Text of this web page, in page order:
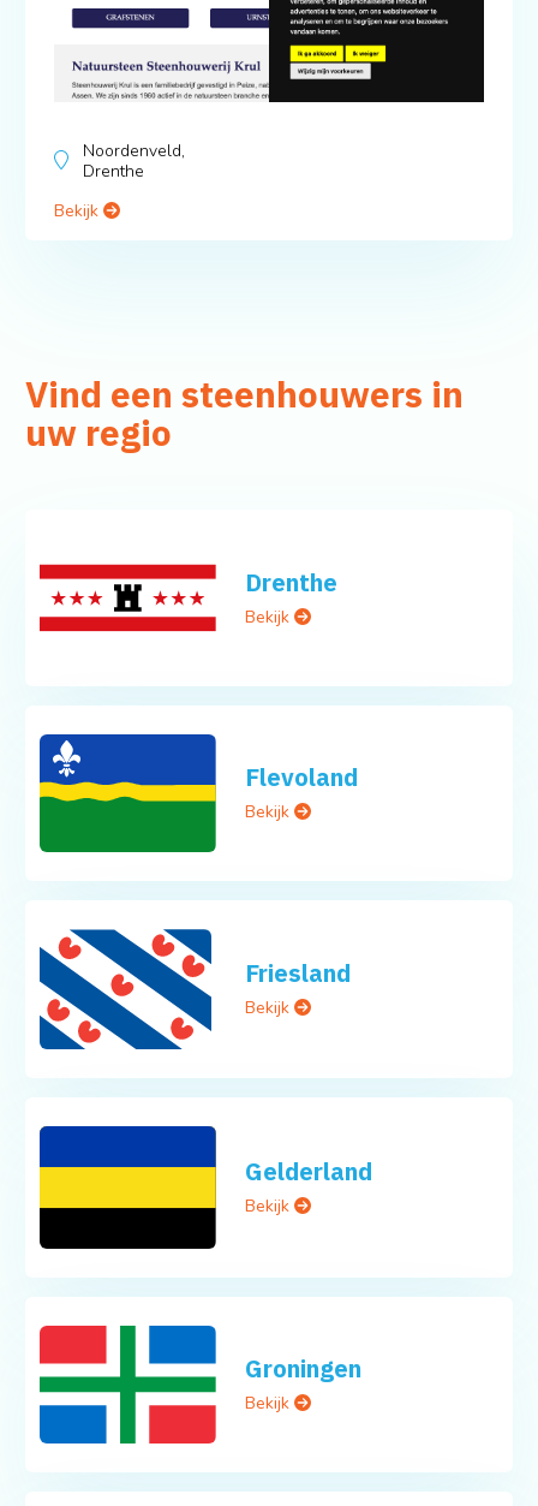
Noordenveld,
Drenthe
Bekijk
Vind een steenhouwers in
uw regio
Drenthe
Bekijk
Flevoland
Bekijk
Friesland
Bekijk
Gelderland
Bekijk
Groningen
Bekijk